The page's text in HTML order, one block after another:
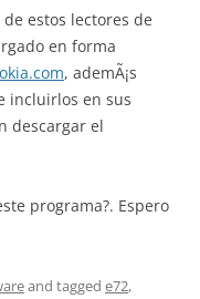
estos lectores de
en forma
, ademÃ¡s
incluirlos en sus
descargar el
programa?. Espero
and tagged e72,